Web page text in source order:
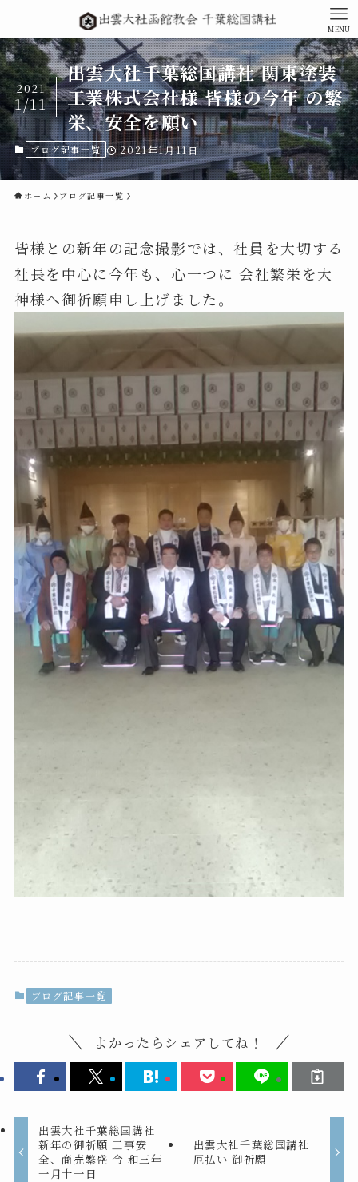
MENU
出雲大社千葉総国講社 関東塗装
工業株式会社様 皆様の今年 の繁
栄、安全を願い
2021
1/11
ブログ記事一覧 2021年1月11日
ホーム ブログ記事一覧
皆様との新年の記念撮影では、社員を大切する
社長を中心に今年も、心一つに 会社繁栄を大
神様へ御祈願申し上げました。
ブログ記事一覧
よかったらシェアしてね！
出雲大社千葉総国講社
新年の御祈願 工事安
全、商売繁盛 令 和三年
一月十一日
出雲大社千葉総国講社
厄払い 御祈願